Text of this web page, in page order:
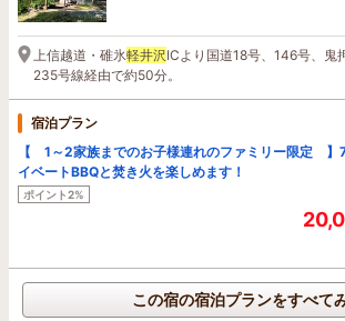
上信越道・碓氷軽井沢ICより国道18号、146号、鬼
235号線経由で約50分。
宿泊プラン
【 1～2家族までのお子様連れのファミリー限定 】
イベートBBQと焚き火を楽しめます！
ポイント2%
この宿の宿泊プランをすべて